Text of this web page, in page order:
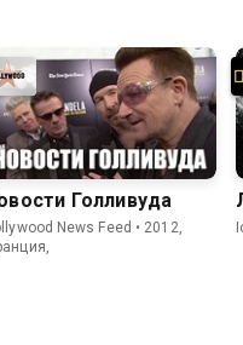
Голливуда
News Feed • 2012,